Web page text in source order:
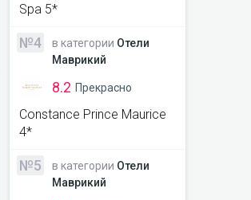
Spa 5*
№4 в категории Отели
Маврикий
8.2 Прекрасно
Constance Prince Maurice
4*
№5 в категории Отели
Маврикий